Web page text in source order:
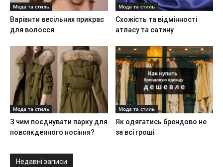
Мода та стиль
Варіанти весільних прикрас
для волосся
Мода та стиль
Схожість та відмінності
атласу та сатину
Мода та стиль
З чим поєднувати парку для
повсякденного носіння?
Мода та стиль
Як одягатись брендово не
за всі гроші
Недавні записи